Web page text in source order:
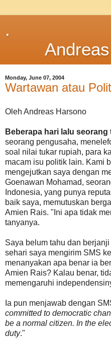
.
Monday, June 07, 2004
Wartawan atau
Oleh Andreas Harsono
Beberapa hari lalu seorang
seorang pengusaha,
soal nilai tukar rupiah, para
macam isu politik lain. Kami
mengejutkan saya dengan
Goenawan Mohamad,
Indonesia, yang punya
baik saya, memutuskan
Amien Rais. "Ini apa tidak
tanyanya.
Saya belum tahu dan
sehari saya mengirim SMS
menanyakan apa benar ia
Amien Rais? Kalau benar,
memengaruhi
Ia pun menjawab dengan
committed to democratic
be a normal citizen. In the
duty."